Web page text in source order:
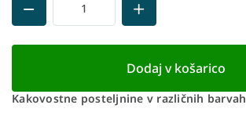
Dodaj v košarico
Kakovostne posteljnine v različnih barvah